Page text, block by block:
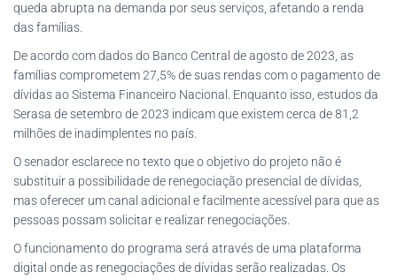
queda abrupta na demanda por seus serviços, afetando a renda
das famílias.
De acordo com dados do Banco Central de agosto de 2023, as
famílias comprometem 27,5% de suas rendas com o pagamento de
dívidas ao Sistema Financeiro Nacional. Enquanto isso, estudos da
Serasa de setembro de 2023 indicam que existem cerca de 81,2
milhões de inadimplentes no país.
O senador esclarece no texto que o objetivo do projeto não é
substituir a possibilidade de renegociação presencial de dívidas,
mas oferecer um canal adicional e facilmente acessível para que as
pessoas possam solicitar e realizar renegociações.
O funcionamento do programa será através de uma plataforma
digital onde as renegociações de dívidas serão realizadas. Os